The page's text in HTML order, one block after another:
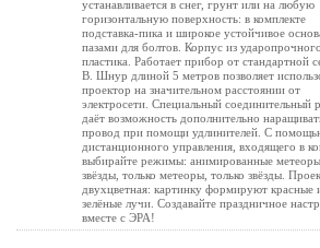
устанавливается в снег, грунт или на любую
горизонтальную поверхность: в комплекте
подставка-пика и широкое устойчивое
пазами для болтов. Корпус из ударопрочного
пластика. Работает прибор от стандартной
В. Шнур длиной 5 метров позволяет
проектор на значительном расстоянии от
электросети. Специальный соединительный
даёт возможность дополнительно
провод при помощи удлинителей. С
дистанционного управления, входящего в
выбирайте режимы: анимированные
звёзды, только метеоры, только звёзды.
двухцветная: картинку формируют красные
зелёные лучи. Создавайте праздничное
вместе с ЭРА!